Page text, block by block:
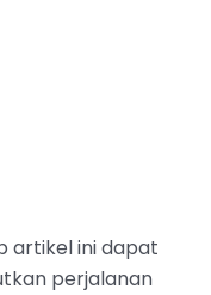
artikel ini dapat
perjalanan